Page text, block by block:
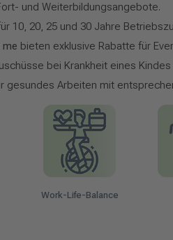
und Weiterbildungsangebote.
10, 20, 25 und 30 Jahre
me bieten exklusive Rabatte für
bei Krankheit eines
gesundes Arbeiten mit
Work-Life-Balance